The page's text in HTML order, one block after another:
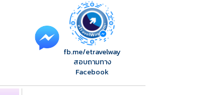
fb.me/etravelway
สอบถามทาง
Facebook